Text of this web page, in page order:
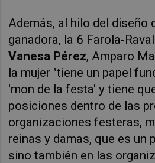
Además, al hilo del diseño
ganadora, la 6 Farola-
Vanesa Pérez, Amparo
la mujer "tiene un papel
'mon de la festa' y tiene
posiciones dentro de las
organizaciones festeras,
reinas y damas, que es un
sino también en las